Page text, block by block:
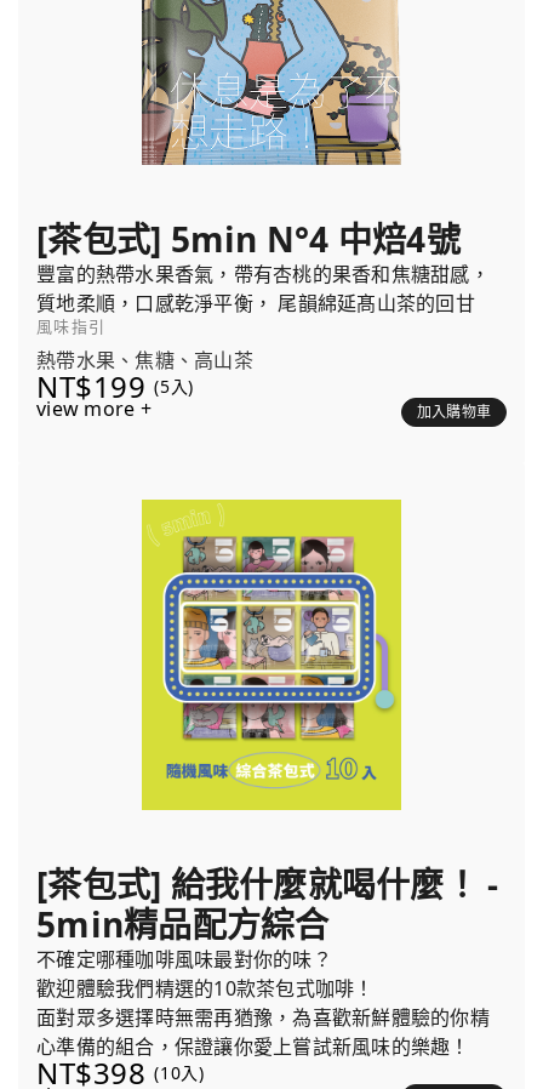
[茶包式] 5min N°4 中焙4號
豐富的熱帶水果香氣，帶有杏桃的果香和焦糖甜感，
質地柔順，口感乾淨平衡， 尾韻綿延髙山茶的回甘
風味指引
熱帶水果、焦糖、高山茶
NT$199 (5入)
view more + 加入購物車
[茶包式] 給我什麼就喝什麼！ -
5min精品配方綜合
不確定哪種咖啡風味最對你的味？
歡迎體驗我們精選的10款茶包式咖啡！
面對眾多選擇時無需再猶豫，為喜歡新鮮體驗的你精
心準備的組合，保證讓你愛上嘗試新風味的樂趣！
NT$398 (10入)